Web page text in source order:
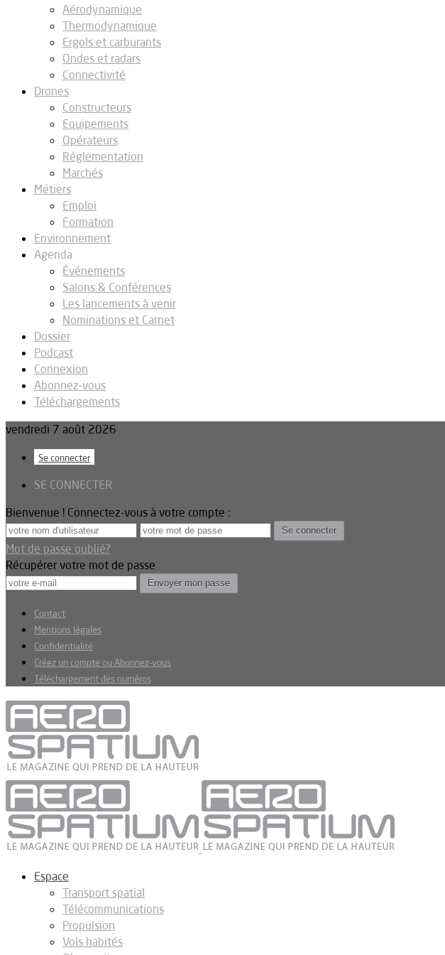
Aérodynamique
Thermodynamique
Ergols et carburants
Ondes et radars
Connectivité
Drones
Constructeurs
Equipements
Opérateurs
Réglementation
Marchés
Métiers
Emploi
Formation
Environnement
Agenda
Événements
Salons & Conférences
Les lancements à venir
Nominations et Carnet
Dossier
Podcast
Connexion
Abonnez-vous
Téléchargements
vendredi 7 août 2026
Se connecter
SE CONNECTER
Bienvenue ! Connectez-vous à votre compte :
Mot de passe oublié?
Récupérer votre mot de passe
Contact
Mentions légales
Confidentialité
Créez un compte ou Abonnez-vous
Téléchargement des numéros
Espace
Transport spatial
Télécommunications
Propulsion
Vols habités